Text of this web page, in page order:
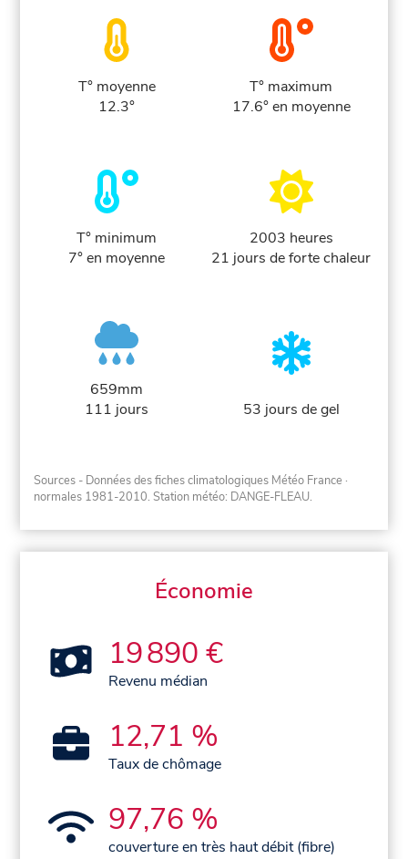
T° moyenne
12.3°
T° maximum
17.6° en moyenne
T° minimum
7° en moyenne
2003 heures
21 jours de forte chaleur
659mm
111 jours
53 jours de gel
Sources - Données des fiches climatologiques Météo France ·
normales 1981-2010. Station météo: DANGE-FLEAU.
Économie
19 890 €
Revenu médian
12,71 %
Taux de chômage
97,76 %
couverture en très haut débit (fibre)